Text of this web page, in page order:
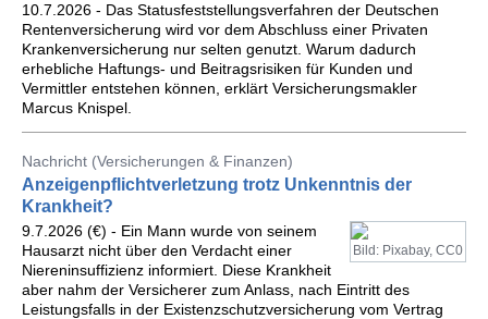
10.7.2026 - Das Statusfeststellungsverfahren der Deutschen
Rentenversicherung wird vor dem Abschluss einer Privaten
Krankenversicherung nur selten genutzt. Warum dadurch
erhebliche Haftungs- und Beitragsrisiken für Kunden und
Vermittler entstehen können, erklärt Versicherungsmakler
Marcus Knispel.
Nachricht (Versicherungen & Finanzen)
Anzeigenpflichtverletzung trotz Unkenntnis der
Krankheit?
Bild: Pixabay, CC0
9.7.2026 (€) - Ein Mann wurde von seinem
Hausarzt nicht über den Verdacht einer
Niereninsuffizienz informiert. Diese Krankheit
aber nahm der Versicherer zum Anlass, nach Eintritt des
Leistungsfalls in der Existenzschutzversicherung vom Vertrag